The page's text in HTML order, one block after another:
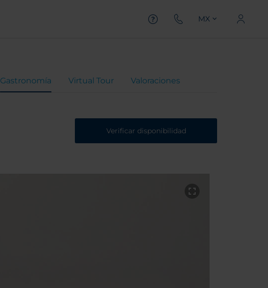
MX
Gastronomía Virtual Tour Valoraciones
Verificar disponibilidad